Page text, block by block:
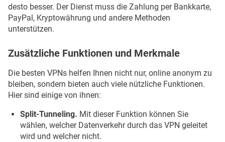
desto besser. Der Dienst muss die Zahlung per Bankkarte,
PayPal, Kryptowährung und andere Methoden
unterstützen.
Zusätzliche Funktionen und Merkmale
Die besten VPNs helfen Ihnen nicht nur, online anonym zu
bleiben, sondern bieten auch viele nützliche Funktionen.
Hier sind einige von ihnen:
Split-Tunneling. Mit dieser Funktion können Sie
wählen, welcher Datenverkehr durch das VPN geleitet
wird und welcher nicht.